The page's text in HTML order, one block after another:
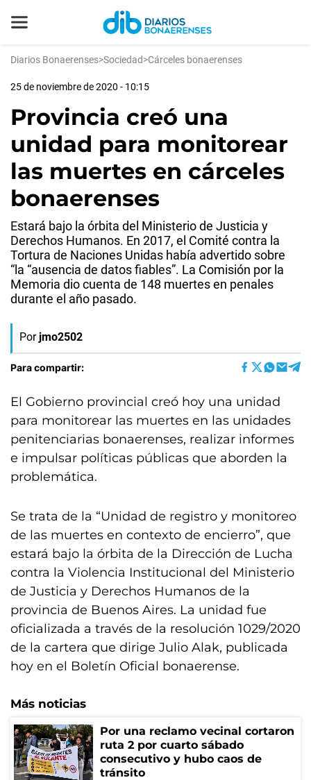
Diarios Bonaerenses>Sociedad>Cárceles bonaerenses
25 de noviembre de 2020 - 10:15
Provincia creó una
unidad para monitorear
las muertes en cárceles
bonaerenses
Estará bajo la órbita del Ministerio de Justicia y
Derechos Humanos. En 2017, el Comité contra la
Tortura de Naciones Unidas había advertido sobre
“la “ausencia de datos fiables”. La Comisión por la
Memoria dio cuenta de 148 muertes en penales
durante el año pasado.
Por jmo2502
Para compartir:
El Gobierno provincial creó hoy una unidad
para monitorear las muertes en las unidades
penitenciarias bonaerenses, realizar informes
e impulsar políticas públicas que aborden la
problemática.
Se trata de la “Unidad de registro y monitoreo
de las muertes en contexto de encierro”, que
estará bajo la órbita de la Dirección de Lucha
contra la Violencia Institucional del Ministerio
de Justicia y Derechos Humanos de la
provincia de Buenos Aires. La unidad fue
oficializada a través de la resolución 1029/2020
de la cartera que dirige Julio Alak, publicada
hoy en el Boletín Oficial bonaerense.
Más noticias
Por una reclamo vecinal cortaron
ruta 2 por cuarto sábado
consecutivo y hubo caos de
tránsito